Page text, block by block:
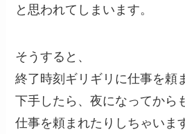
と思われてしまいます。
そうすると、
終了時刻ギリギリに仕事を頼
下手したら、夜になってから
仕事を頼まれたりしちゃいま